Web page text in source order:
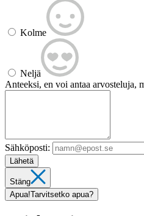
Kolme
Neljä
Anteeksi, en voi antaa arvosteluja,
Sähköposti:
Lähetä
Stäng
Apua!Tarvitsetko apua?